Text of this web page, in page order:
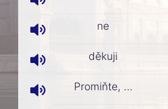
ne
děkuji
Promiňte, ...